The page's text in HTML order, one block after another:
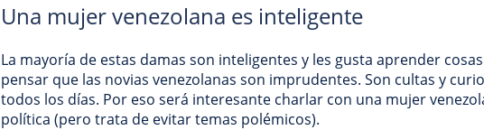
Una mujer venezolana es inteligente
La mayoría de estas damas son inteligentes y les gusta aprender
pensar que las novias venezolanas son imprudentes. Son cultas y
todos los días. Por eso será interesante charlar con una mujer
política (pero trata de evitar temas polémicos).